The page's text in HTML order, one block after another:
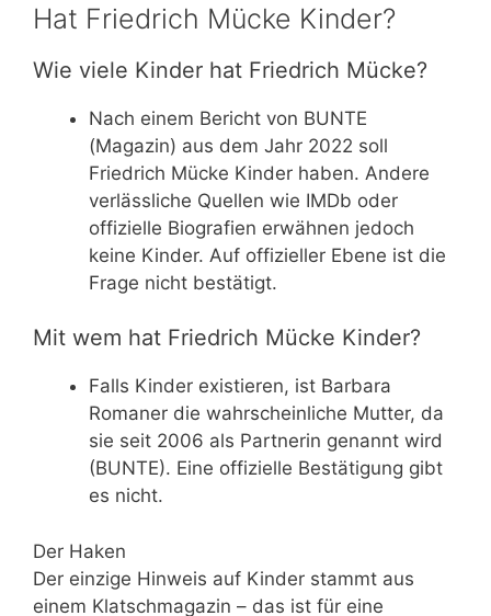
Hat Friedrich Mücke Kinder?
Wie viele Kinder hat Friedrich Mücke?
Nach einem Bericht von BUNTE
(Magazin) aus dem Jahr 2022 soll
Friedrich Mücke Kinder haben. Andere
verlässliche Quellen wie IMDb oder
offizielle Biografien erwähnen jedoch
keine Kinder. Auf offizieller Ebene ist die
Frage nicht bestätigt.
Mit wem hat Friedrich Mücke Kinder?
Falls Kinder existieren, ist Barbara
Romaner die wahrscheinliche Mutter, da
sie seit 2006 als Partnerin genannt wird
(BUNTE). Eine offizielle Bestätigung gibt
es nicht.
Der Haken
Der einzige Hinweis auf Kinder stammt aus
einem Klatschmagazin – das ist für eine